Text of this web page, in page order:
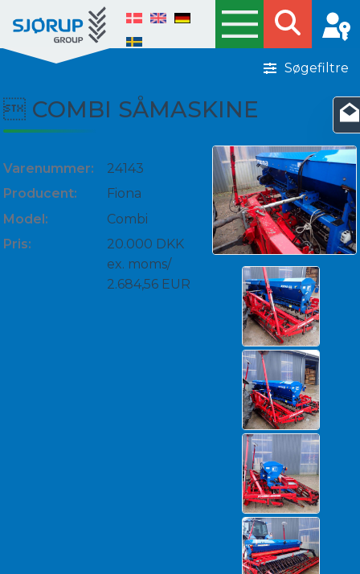
Søgefiltre
 COMBI SÅMASKINE
Varenummer:
24143
Producent:
Fiona
Model:
Combi
Pris:
20.000 DKK
ex. moms/
2.684,56 EUR